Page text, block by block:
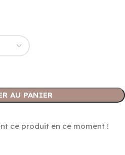
AU PANIER
ce produit en ce moment !